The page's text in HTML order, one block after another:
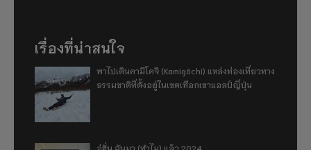
เรื่องที่น่าสนใจ
พาไปเดินคามิโคจิ (Kamigōchi) แหล่งท่องเที่ยวทาง
ธรรมชาติที่ตั้งอยู่ในเขตเทือกเขาแอลป์ญี่ปุ่น
อู่ฮั่น ฉันมา (ทำไม) แล้ว 2024